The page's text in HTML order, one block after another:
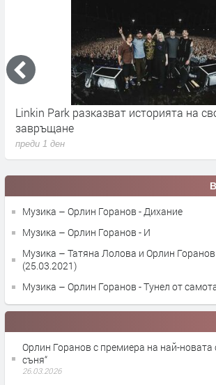
Linkin Park разказват историята на
завръщане
преди 1 ден
Музика – Орлин Горанов - Дихание
Музика – Орлин Горанов - И
Музика – Татяна Лолова и Орлин
(25.03.2021)
Музика – Орлин Горанов - Тунел от
Орлин Горанов с премиера на най-новата
съня“
26.03.2026